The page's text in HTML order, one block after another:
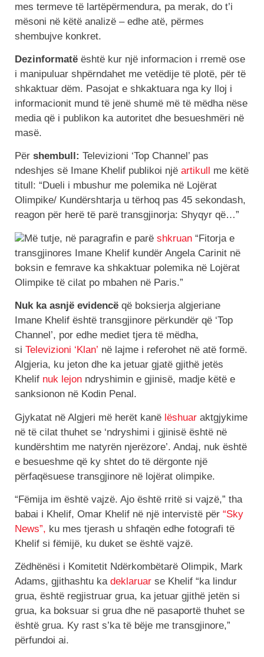
mes termeve të lartëpërmendura, pa merak, do t’i
mësoni në këtë analizë – edhe atë, përmes
shembujve konkret.
Dezinformatë është kur një informacion i rremë ose
i manipuluar shpërndahet me vetëdije të plotë, për të
shkaktuar dëm. Pasojat e shkaktuara nga ky lloj i
informacionit mund të jenë shumë më të mëdha nëse
media që i publikon ka autoritet dhe besueshmëri në
masë.
Për shembull: Televizioni ‘Top Channel’ pas
ndeshjes së Imane Khelif publikoi një artikull
me këtë
titull: “Dueli i mbushur me polemika në Lojërat
Olimpike/ Kundërshtarja u tërhoq pas 45 sekondash,
reagon për herë të parë transgjinorja: Shyqyr që…”
Më tutje, në paragrafin e parë shkruan “Fitorja e
transgjinores Imane Khelif kundër Angela Carinit në
boksin e femrave ka shkaktuar polemika në Lojërat
Olimpike të cilat po mbahen në Paris.”
Nuk ka asnjë evidencë që boksierja algjeriane
Imane Khelif është transgjinore përkundër që ‘Top
Channel’, por edhe mediet tjera të mëdha,
si Televizioni ‘Klan’ në lajme i referohet në atë formë.
Algjeria, ku jeton dhe ka jetuar gjatë gjithë jetës
Khelif nuk lejon ndryshimin e gjinisë, madje këtë e
sanksionon në Kodin Penal.
Gjykatat në Algjeri më herët kanë lëshuar aktgjykime
në të cilat thuhet se ‘ndryshimi i gjinisë është në
kundërshtim me natyrën njerëzore’. Andaj, nuk është
e besueshme që ky shtet do të dërgonte një
përfaqësuese transgjinore në lojërat olimpike.
“Fëmija im është vajzë. Ajo është rritë si vajzë,” tha
babai i Khelif, Omar Khelif në një intervistë për “Sky
News”, ku mes tjerash u shfaqën edhe fotografi të
Khelif si fëmijë, ku duket se është vajzë.
Zëdhënësi i Komitetit Ndërkombëtarë Olimpik, Mark
Adams, gjithashtu ka deklaruar se Khelif “ka lindur
grua, është regjistruar grua, ka jetuar gjithë jetën si
grua, ka boksuar si grua dhe në pasaportë thuhet se
është grua. Ky rast s’ka të bëje me transgjinore,”
përfundoi ai.